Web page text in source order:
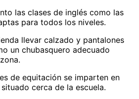
las clases de inglés como las
para todos los niveles.
llevar calzado y pantalones
un chubasquero adecuado
de equitación se imparten en
cerca de la escuela.